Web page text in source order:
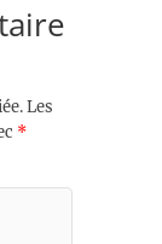
Les
*